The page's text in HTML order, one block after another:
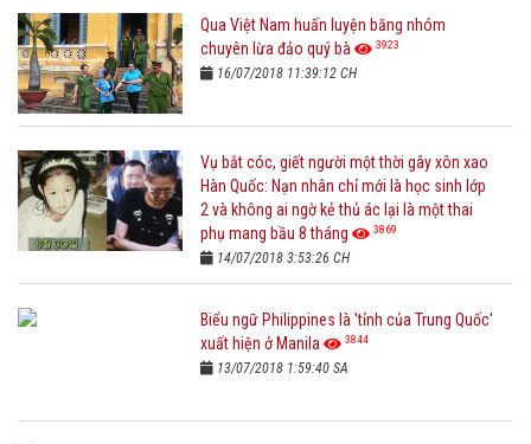
Qua Việt Nam huấn luyện băng nhóm
chuyên lừa đảo quý bà
3923
16/07/2018 11:39:12 CH
Vụ bắt cóc, giết người một thời gây xôn xao
Hàn Quốc: Nạn nhân chỉ mới là học sinh lớp
2 và không ai ngờ kẻ thủ ác lại là một thai
phụ mang bầu 8 tháng
3869
14/07/2018 3:53:26 CH
Biểu ngữ Philippines là 'tỉnh của Trung Quốc'
xuất hiện ở Manila
3844
13/07/2018 1:59:40 SA